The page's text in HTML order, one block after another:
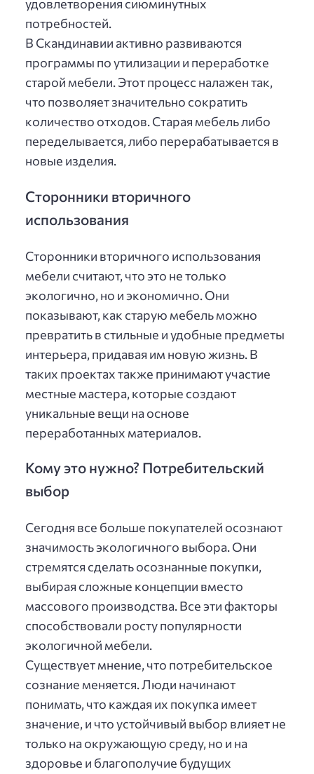
удовлетворения сиюминутных
потребностей.
В Скандинавии активно развиваются
программы по утилизации и переработке
старой мебели. Этот процесс налажен так,
что позволяет значительно сократить
количество отходов. Старая мебель либо
переделывается, либо перерабатывается в
новые изделия.
Сторонники вторичного
использования
Сторонники вторичного использования
мебели считают, что это не только
экологично, но и экономично. Они
показывают, как старую мебель можно
превратить в стильные и удобные предметы
интерьера, придавая им новую жизнь. В
таких проектах также принимают участие
местные мастера, которые создают
уникальные вещи на основе
переработанных материалов.
Кому это нужно? Потребительский
выбор
Сегодня все больше покупателей осознают
значимость экологичного выбора. Они
стремятся сделать осознанные покупки,
выбирая сложные концепции вместо
массового производства. Все эти факторы
способствовали росту популярности
экологичной мебели.
Существует мнение, что потребительское
сознание меняется. Люди начинают
понимать, что каждая их покупка имеет
значение, и что устойчивый выбор влияет не
только на окружающую среду, но и на
здоровье и благополучие будущих